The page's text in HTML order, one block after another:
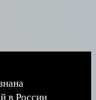
в России